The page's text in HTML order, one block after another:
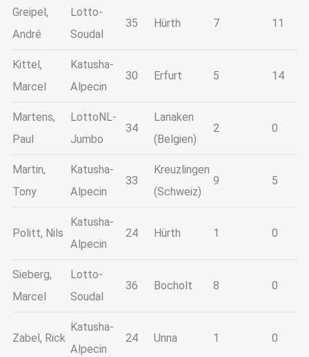
Greipel,
André
Lotto-
Soudal
35 Hürth 7 11
Kittel,
Marcel
Katusha-
Alpecin
30 Erfurt 5 14
Martens,
Paul
LottoNL-
Jumbo
34
Lanaken
(Belgien)
2 0
Martin,
Tony
Katusha-
Alpecin
33
Kreuzlingen
(Schweiz)
9 5
Politt, Nils
Katusha-
Alpecin
24 Hürth 1 0
Sieberg,
Marcel
Lotto-
Soudal
36 Bocholt 8 0
Zabel, Rick
Katusha-
Alpecin
24 Unna 1 0